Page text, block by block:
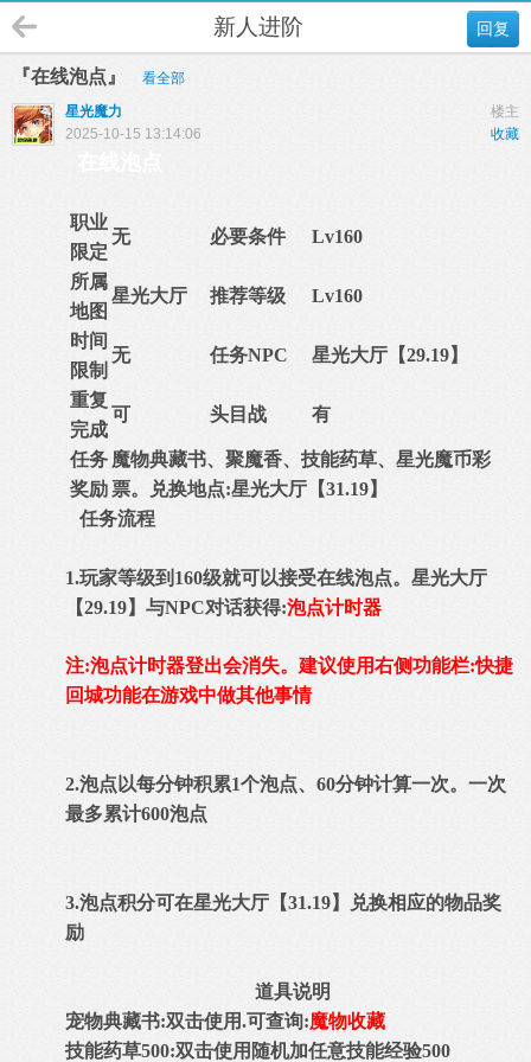
回复
新人进阶
『在线泡点』
看全部
楼主
星光魔力
收藏
2025-10-15 13:14:06
职业
限定
无 必要条件 Lv160
所属
地图
星光大厅 推荐等级 Lv160
时间
限制
无 任务NPC 星光大厅【29.19】
重复
完成
可 头目战 有
任务
奖励
魔物典藏书、聚魔香、技能药草、星光魔币彩
票。兑换地点:星光大厅【31.19】
任务流程
1.玩家等级到160级就可以接受在线泡点。星光大厅
【29.19】与NPC对话获得:泡点计时器
注:泡点计时器登出会消失。建议使用右侧功能栏:快捷
回城功能在游戏中做其他事情
2.泡点以每分钟积累1个泡点、60分钟计算一次。一次
最多累计600泡点
3.泡点积分可在星光大厅【31.19】兑换相应的物品奖
励
道具说明
宠物典藏书:双击使用.可查询:魔物收藏
技能药草500:双击使用随机加任意技能经验500